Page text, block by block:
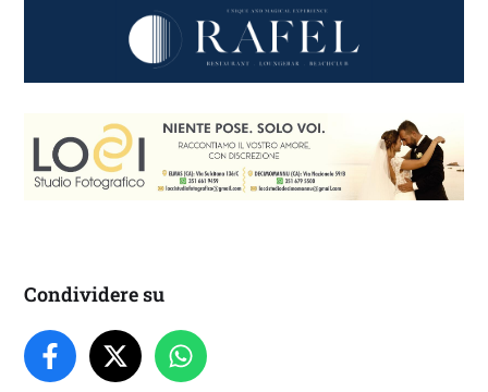
Condividere su